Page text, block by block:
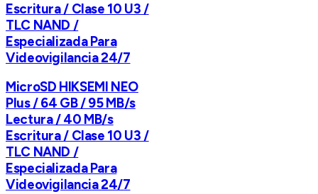
Escritura / Clase 10 U3 /
TLC NAND /
Especializada Para
Videovigilancia 24/7
MicroSD HIKSEMI NEO
Plus / 64 GB / 95 MB/s
Lectura / 40 MB/s
Escritura / Clase 10 U3 /
TLC NAND /
Especializada Para
Videovigilancia 24/7